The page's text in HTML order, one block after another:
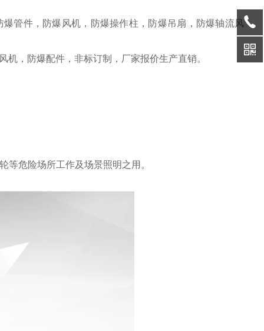
管件，防爆风机，防爆操作柱，防爆吊扇，防爆轴流风
，防爆配件，非标订制，厂家报价生产直销。
等危险场所工作及场景照明之用。